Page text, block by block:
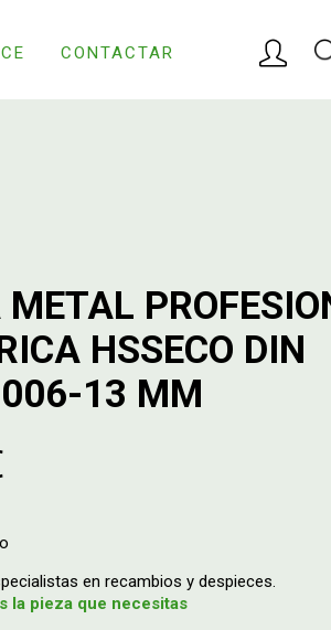
CONTACTAR
METAL
HSSECO DIN
13 MM
en recambios y despieces.
la pieza que necesitas